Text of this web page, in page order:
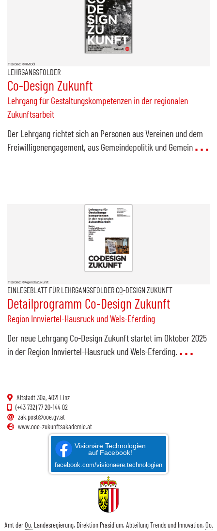
Titelbild: ©RMOÖ
LEHRGANGSFOLDER
Co-Design Zukunft
Lehrgang für Gestaltungskompetenzen in der regionalen
Zukunftsarbeit
Der Lehrgang richtet sich an Personen aus Vereinen und dem
Freiwilligenengagement, aus Gemeindepolitik und Gemein
Titelbild: ©AgendaZukunft
EINLEGEBLATT FÜR LEHRGANGSFOLDER CO-DESIGN ZUKUNFT
Detailprogramm Co-Design Zukunft
Region Innviertel-Hausruck und Wels-Eferding
Der neue Lehrgang Co-DesignZukunft startet im Oktober 2025
in der Region Innviertel-Hausruck und Wels-Eferding.
Altstadt 30a, 4021 Linz
(+43 732) 77 20-144 02
zak.post@ooe.gv.at
www.ooe-zukunftsakademie.at
Visionäre Technologien
auf Facebook!
facebook.com/visionaere.technologien
Amt derOö. Landesregierung, Direktion Präsidium, Abteilung Trends und Innovation, Oö.